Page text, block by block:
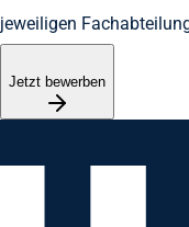
jeweiligen
Jetzt bewerben